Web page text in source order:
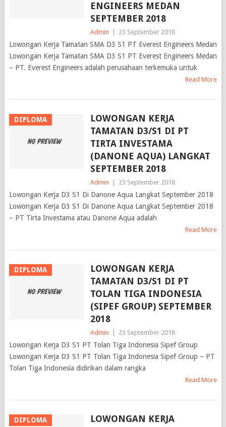
ENGINEERS MEDAN
SEPTEMBER 2018
Admin 23 September 2018
Lowongan Kerja Tamatan SMA D3 S1 PT Everest Engineers Medan
Lowongan Kerja Tamatan SMA D3 S1 PT Everest Engineers Medan
– PT. Everest Engineers adalah perusahaan terkemuka untuk
Read More
DIPLOMA
LOWONGAN KERJA
TAMATAN D3/S1 DI PT
TIRTA INVESTAMA
(DANONE AQUA) LANGKAT
SEPTEMBER 2018
Admin 23 September 2018
Lowongan Kerja D3 S1 Di Danone Aqua Langkat September 2018
Lowongan Kerja D3 S1 Di Danone Aqua Langkat September 2018
– PT Tirta Investama atau Danone Aqua adalah
Read More
DIPLOMA
LOWONGAN KERJA
TAMATAN D3/S1 DI PT
TOLAN TIGA INDONESIA
(SIPEF GROUP) SEPTEMBER
2018
Admin 23 September 2018
Lowongan Kerja D3 S1 PT Tolan Tiga Indonesia Sipef Group
Lowongan Kerja D3 S1 PT Tolan Tiga Indonesia Sipef Group – PT
Tolan Tiga Indonesia didirikan dalam rangka
Read More
DIPLOMA
LOWONGAN KERJA